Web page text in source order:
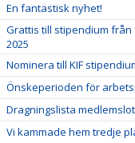
En fantastisk nyhet!
Grattis till stipendium
2025
Nominera till KIF
Önskeperioden för
Dragningslista
Vi kammade hem tredje